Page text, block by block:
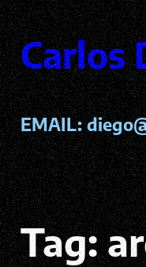
Pular
para
o
conteúdo
Carlos
EMAIL:
Tag: